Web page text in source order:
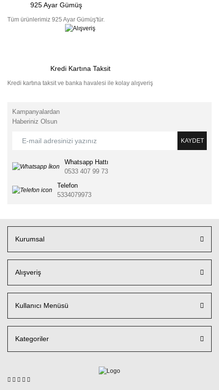
925 Ayar Gümüş
Tüm ürünlerimiz 925 Ayar Gümüş'tür.
Kredi Kartına Taksit
Kredi kartına taksit ve banka havalesi ile kolay alışveriş
Kampanyalardan
Haberiniz Olsun
KAYDET
Whatsapp Hattı
0533 407 99 73
Telefon
5334079973
Kurumsal
Alışveriş
Kullanıcı Menüsü
Kategoriler